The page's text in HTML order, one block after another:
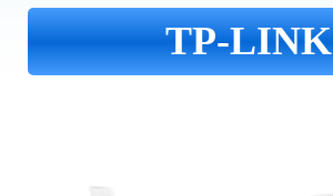
TP-LINK